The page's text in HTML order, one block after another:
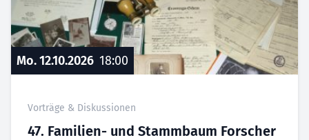
Mo. 12.10.2026 18:00
Vorträge & Diskussionen
47. Familien- und Stammbaum Forscher